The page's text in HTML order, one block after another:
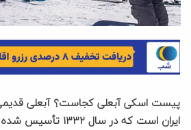
پیست اسکی آبعلی کجاست؟ آبعلی
ایران است که در سال